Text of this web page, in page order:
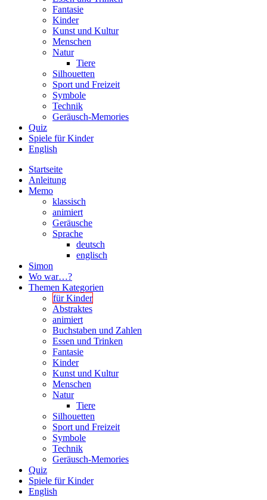
Fantasie
Kinder
Kunst und Kultur
Menschen
Natur
Tiere
Silhouetten
Sport und Freizeit
Symbole
Technik
Geräusch-Memories
Quiz
Spiele für Kinder
English
Startseite
Anleitung
Memo
klassisch
animiert
Geräusche
Sprache
deutsch
englisch
Simon
Wo war…?
Themen Kategorien
für Kinder
Abstraktes
animiert
Buchstaben und Zahlen
Essen und Trinken
Fantasie
Kinder
Kunst und Kultur
Menschen
Natur
Tiere
Silhouetten
Sport und Freizeit
Symbole
Technik
Geräusch-Memories
Quiz
Spiele für Kinder
English